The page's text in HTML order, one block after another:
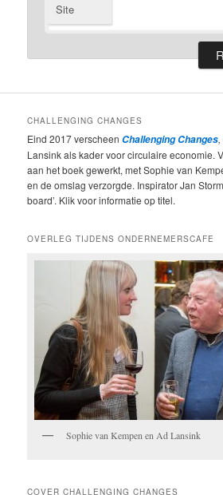
Site
CHALLENGING CHANGES
Eind 2017 verscheen Challenging Changes,
Lansink als kader voor circulaire economie.
aan het boek gewerkt, met Sophie van
en de omslag verzorgde. Inspirator Jan
board’. Klik voor informatie op titel.
OVERLEG TIJDENS ONDERNEMERSCAFE
Sophie van Kempen en Ad Lansink
COVER CHALLENGING CHANGES